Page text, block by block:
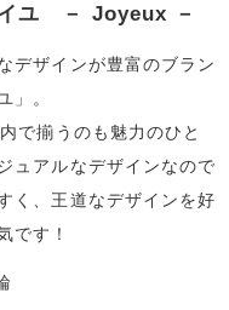
ユ － Joyeux －
デザインが豊富のブラン
」。
で揃うのも魅力のひと
ュアルなデザインなので
く、王道なデザインを好
です！